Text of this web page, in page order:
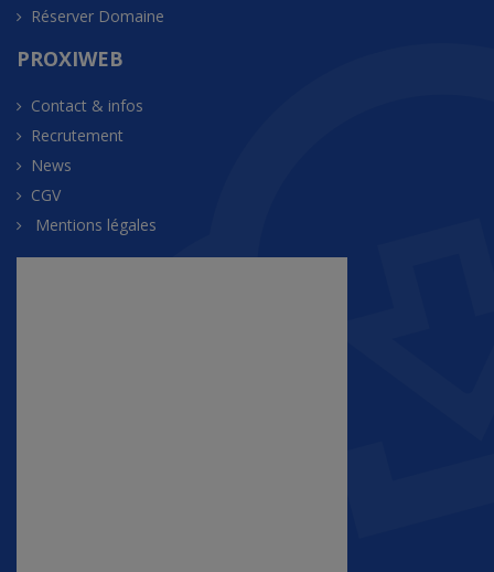
Réserver Domaine
PROXIWEB
Contact & infos
Recrutement
News
CGV
Mentions légales